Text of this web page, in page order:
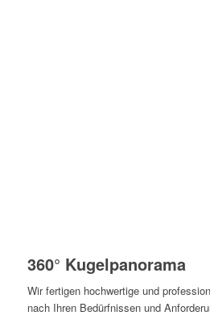
360° Kugelpanorama
Wir fertigen hochwertige und
nach Ihren Bedürfnissen und